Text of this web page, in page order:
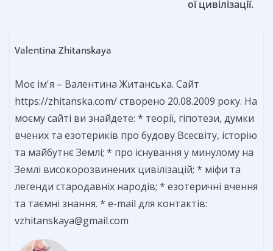
ої цивілізації.
Valentina Zhitanskaya
Моє ім'я – Валентина Житанська. Сайт
https://zhitanska.com/ створено 20.08.2009 року. На
моєму сайті ви знайдете: * теорії, гіпотези, думки
вчених та езотериків про будову Всесвіту, історію
та майбутнє Землі; * про існування у минулому на
Землі високорозвинених цивілізацій; * міфи та
легенди стародавніх народів; * езотеричні вчення
та таємні знання. * e-mail для контактів:
vzhitanskaya@gmail.com